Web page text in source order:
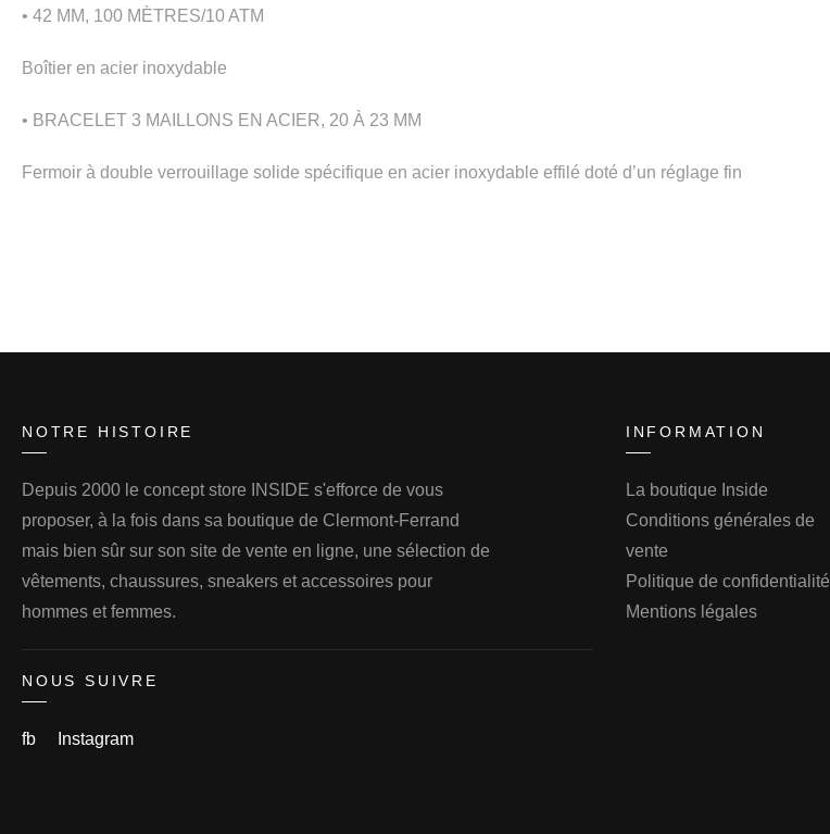
• 42 MM, 100 MÈTRES/10 ATM
Boîtier en acier inoxydable
• BRACELET 3 MAILLONS EN ACIER, 20 À 23 MM
Fermoir à double verrouillage solide spécifique en acier inoxydable effilé doté d’un réglage fin
NOTRE HISTOIRE
Depuis 2000 le concept store INSIDE s'efforce de vous
proposer, à la fois dans sa boutique de Clermont-Ferrand
mais bien sûr sur son site de vente en ligne, une sélection de
vêtements, chaussures, sneakers et accessoires pour
hommes et femmes.
NOUS SUIVRE
fb Instagram
INFORMATION
La boutique Inside
Conditions générales de
vente
Politique de confidentialité
Mentions légales